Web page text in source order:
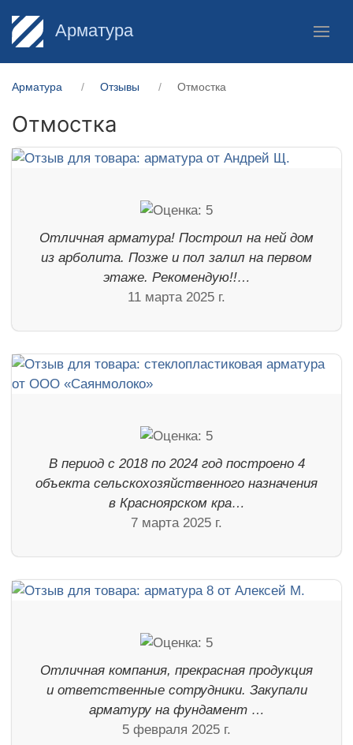
Арматура
Арматура Отзывы Отмостка
Отмостка
Отличная арматура! Построил на ней дом
из арболита. Позже и пол залил на первом
этаже. Рекомендую!!…
11 марта 2025 г.
В период с 2018 по 2024 год построено 4
объекта сельскохозяйственного назначения
в Красноярском кра…
7 марта 2025 г.
Отличная компания, прекрасная продукция
и ответственные сотрудники. Закупали
арматуру на фундамент …
5 февраля 2025 г.